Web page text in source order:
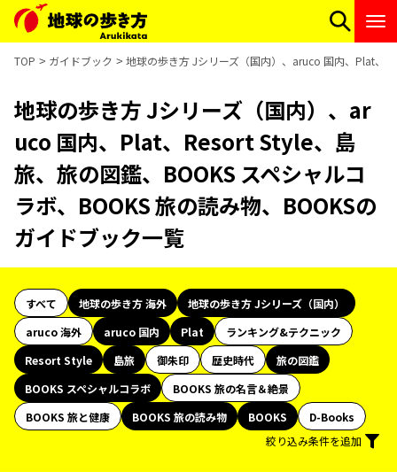
TOP ガイドブック 地球の歩き方 Jシリーズ（国内）、aruco 国内、Plat、
地球の歩き方 Jシリーズ（国内）、ar
uco 国内、Plat、Resort Style、島
旅、旅の図鑑、BOOKS スペシャルコ
ラボ、BOOKS 旅の読み物、BOOKSの
ガイドブック一覧
すべて 地球の歩き方 海外
地球の歩き方 Jシリーズ（国内）
aruco 海外
aruco 国内 Plat
ランキング&テクニック
Resort Style
島旅 御朱印 歴史時代
旅の図鑑
BOOKS スペシャルコラボ
BOOKS 旅の名言＆絶景
BOOKS 旅と健康
BOOKS 旅の読み物 BOOKS
D-Books
絞り込み条件を追加